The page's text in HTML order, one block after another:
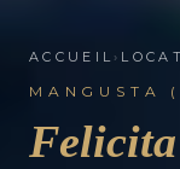
ACCUEIL ›
MANGUSTA
Felicita